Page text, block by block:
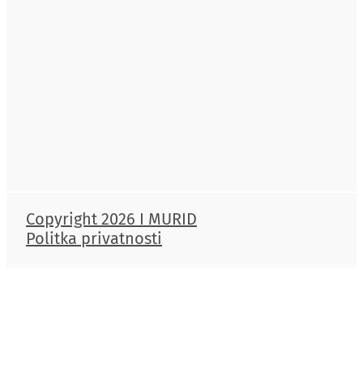
Copyright 2026 I MURID
Politka privatnosti